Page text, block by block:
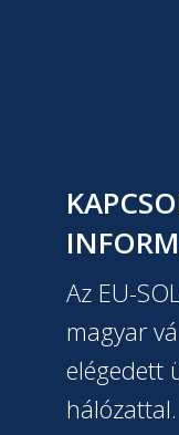
Az EU-
magyar
elégedett
hálózattal.